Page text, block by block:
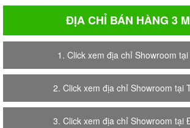
ĐỊA CHỈ BÁN HÀNG 3
1. Click xem địa chỉ Showroom
2. Click xem địa chỉ Showroom tại
3. Click xem địa chỉ Showroom tại